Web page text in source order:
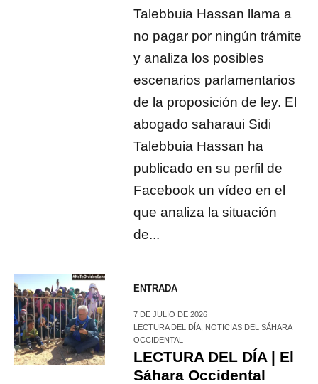
Talebbuia Hassan llama a
no pagar por ningún trámite
y analiza los posibles
escenarios parlamentarios
de la proposición de ley. El
abogado saharaui Sidi
Talebbuia Hassan ha
publicado en su perfil de
Facebook un vídeo en el
que analiza la situación
de...
ENTRADA
7 DE JULIO DE 2026
LECTURA DEL DÍA NOTICIAS DEL SÁHARA
OCCIDENTAL
LECTURA DEL DÍA | El
Sáhara Occidental